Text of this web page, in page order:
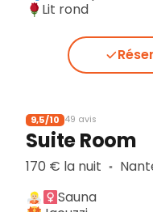
Lit rond
9,5/10 49 avis
Suite Room
170 € la nuit ▪︎
Sauna